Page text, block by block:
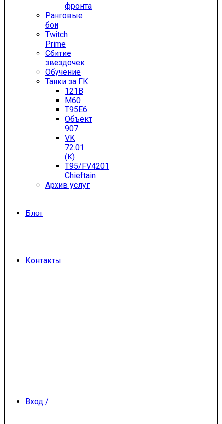
фронта
Ранговые
бои
Twitch
Prime
Сбитие
звездочек
Обучение
Танки за ГК
121B
M60
T95E6
Объект
907
VK
72.01
(K)
T95/FV4201
Chieftain
Архив услуг
Блог
Контакты
Вход /